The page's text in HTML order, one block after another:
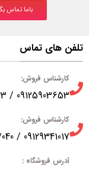
باما تماس
تلفن های تماس
کارشناس فروش:
09125903653 / 09129635643
کارشناس فروش:
09129341017 / 09121277040
آدرس فروشگاه :